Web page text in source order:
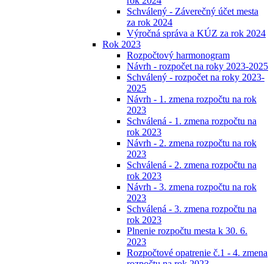
Schválený - Záverečný účet mesta
za rok 2024
Výročná správa a KÚZ za rok 2024
Rok 2023
Rozpočtový harmonogram
Návrh - rozpočet na roky 2023-2025
Schválený - rozpočet na roky 2023-
2025
Návrh - 1. zmena rozpočtu na rok
2023
Schválená - 1. zmena rozpočtu na
rok 2023
Návrh - 2. zmena rozpočtu na rok
2023
Schválená - 2. zmena rozpočtu na
rok 2023
Návrh - 3. zmena rozpočtu na rok
2023
Schválená - 3. zmena rozpočtu na
rok 2023
Plnenie rozpočtu mesta k 30. 6.
2023
Rozpočtové opatrenie č.1 - 4. zmena